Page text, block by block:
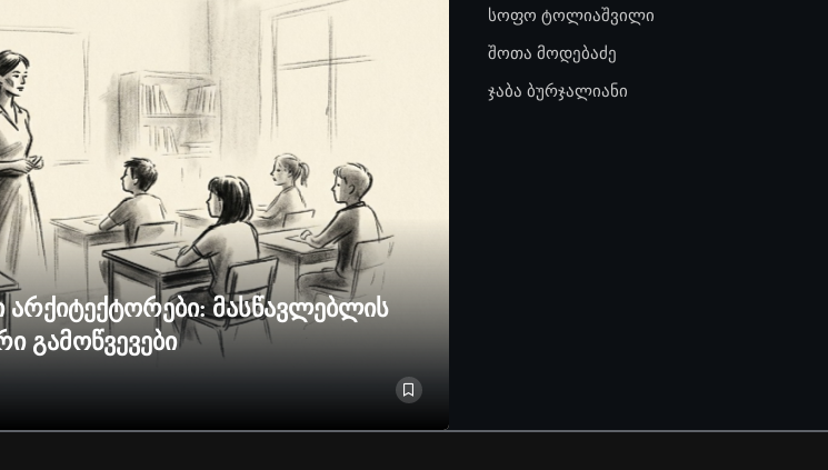
არქიტექტორები: მასწავლებლის
გამოწვევები
სოფო ტოლიაშვილი
შოთა მოდებაძე
ჯაბა ბურჯალიანი